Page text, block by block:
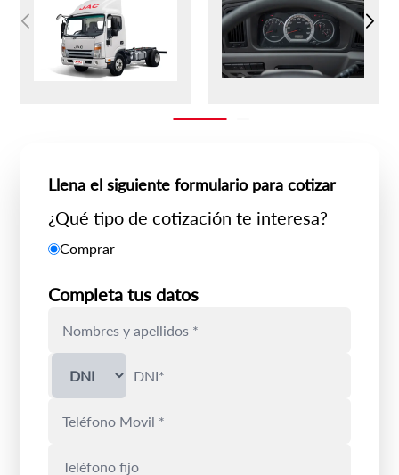
Llena el siguiente formulario para cotizar
¿Qué tipo de cotización te interesa?
Comprar
Completa tus datos